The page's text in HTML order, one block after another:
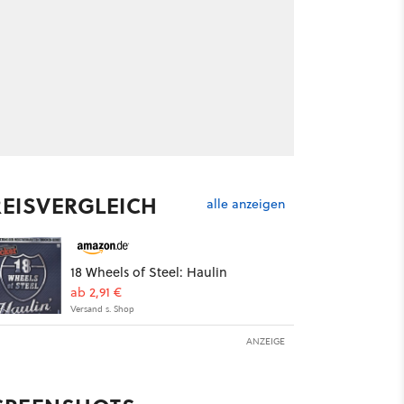
alle anzeigen
18 Wheels of Steel: Haulin
ab 2,91 €
Versand s. Shop
ANZEIGE